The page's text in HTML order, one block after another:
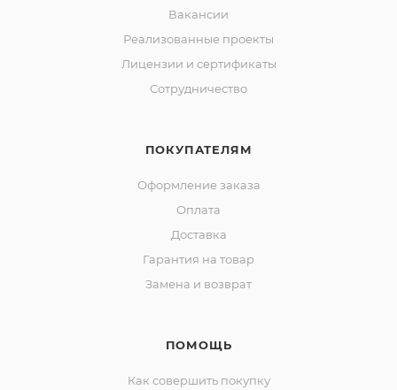
Вакансии
Реализованные проекты
Лицензии и сертификаты
Сотрудничество
ПОКУПАТЕЛЯМ
Оформление заказа
Оплата
Доставка
Гарантия на товар
Замена и возврат
ПОМОЩЬ
Как совершить покупку